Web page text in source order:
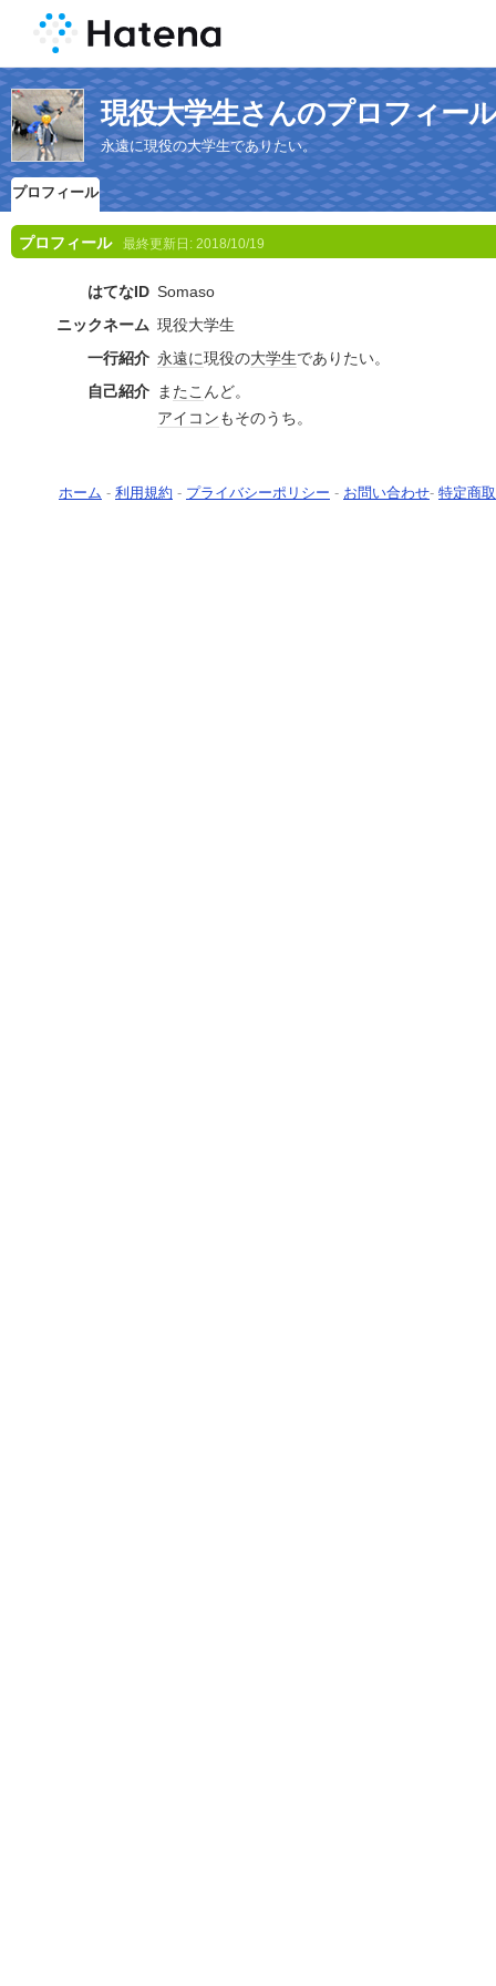
現役大学生さんのプロフィール
永遠に現役の大学生でありたい。
プロフィール
プロフィール 最終更新日: 2018/10/19
はてなID Somaso
ニックネーム 現役大学生
一行紹介 永遠に現役の大学生でありたい。
自己紹介 ま たこ んど。
アイコンもそのうち。
ホーム - 利用規約 - プライバシーポリシー - お問い合わせ- 特定商